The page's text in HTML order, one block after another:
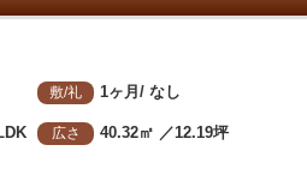
敷/礼 1ヶ月/ なし
広さ 40.32㎡ ／12.19坪